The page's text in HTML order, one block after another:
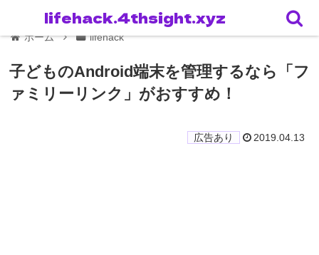
ホーム lifehack
子どものAndroid端末を管理するなら「フ
ァミリーリンク」がおすすめ！
2019.04.13
lifehack.4thsight.xyz